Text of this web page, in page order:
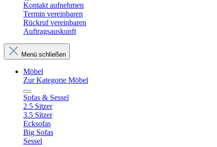
Kontakt aufnehmen
Termin vereinbaren
Rückruf vereinbaren
Auftragsauskunft
Menü schließen
Möbel
Zur Kategorie Möbel
Sofas & Sessel
2.5 Sitzer
3.5 Sitzer
Ecksofas
Big Sofas
Sessel